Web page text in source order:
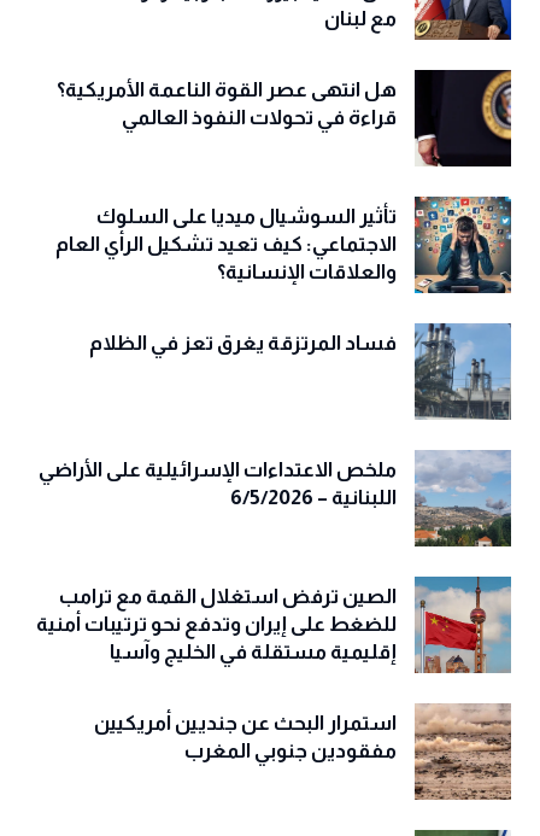
مع لبنان
هل انتهى عصر القوة الناعمة الأمريكية؟
قراءة في تحولات النفوذ العالمي
تأثير السوشيال ميديا على السلوك
الاجتماعي: كيف تعيد تشكيل الرأي العام
والعلاقات الإنسانية؟
فساد المرتزقة يغرق تعز في الظلام
ملخص الاعتداءات الإسرائيلية على الأراضي
اللبنانية – 6/5/2026
الصين ترفض استغلال القمة مع ترامب
للضغط على إيران وتدفع نحو ترتيبات أمنية
إقليمية مستقلة في الخليج وآسيا
استمرار البحث عن جنديين أمريكيين
مفقودين جنوبي المغرب